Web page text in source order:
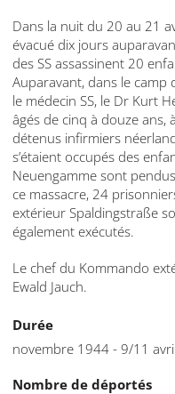
Dans la nuit du 20 au 21
évacué dix jours
des SS assassinent 20
Auparavant, dans le
le médecin SS, le Dr Kurt
âgés de cinq à douze ans,
détenus infirmiers
s’étaient occupés des
Neuengamme sont
ce massacre, 24
extérieur Spaldingstraße
également exécutés.
Le chef du Kommando
Ewald Jauch.
Durée
novembre 1944 - 9/11
Nombre de déportés